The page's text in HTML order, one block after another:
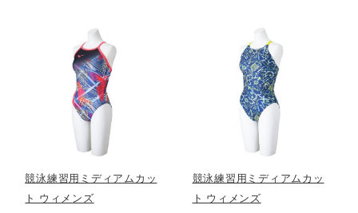
ウォーキングシューズ
ライフスタイルグッズ
インナー
寝具／ミズノスリープ
競泳練習用ミディアムカッ
ト ウィメンズ
競泳練習用ミディアムカッ
ト ウィメンズ